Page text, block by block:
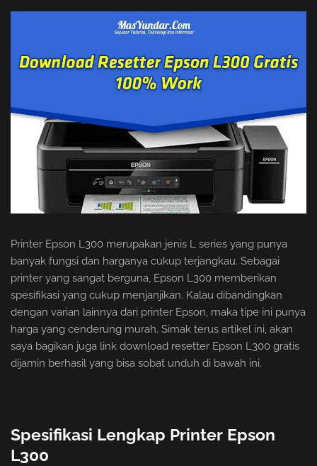
Printer Epson L300 merupakan jenis L series yang punya
banyak fungsi dan harganya cukup terjangkau. Sebagai
printer yang sangat berguna, Epson L300 memberikan
spesifikasi yang cukup menjanjikan. Kalau dibandingkan
dengan varian lainnya dari printer Epson, maka tipe ini punya
harga yang cenderung murah. Simak terus artikel ini, akan
saya bagikan juga link download resetter Epson L300 gratis
dijamin berhasil yang bisa sobat unduh di bawah ini.
Spesifikasi Lengkap Printer Epson
L300